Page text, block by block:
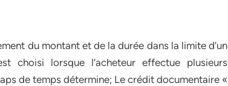
du montant et de la durée dans la limite d’un
choisi lorsque l’acheteur effectue plusieurs
de temps détermine; Le crédit documentaire «